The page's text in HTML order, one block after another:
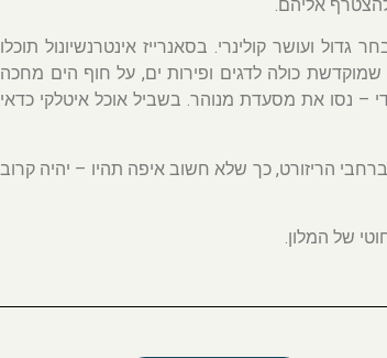
להצטרף אליהם.
ועושר קולינרי. בסאנרייז אינטרנשיונול תוכלו
שמוקדשת כולה לדגים ופירות ים, על חוף הים מחכה
– נסו את מסעדת מנוהר. בשביל אוכל איטלקי כדאי
ממוקמים ברחבי הריזורט, כך שלא חשוב איפה תהיו – יהיה קרוב
של המלון.